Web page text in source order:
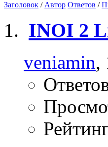
Заголовок / Автор Ответов /
INOI 2
veniamin,